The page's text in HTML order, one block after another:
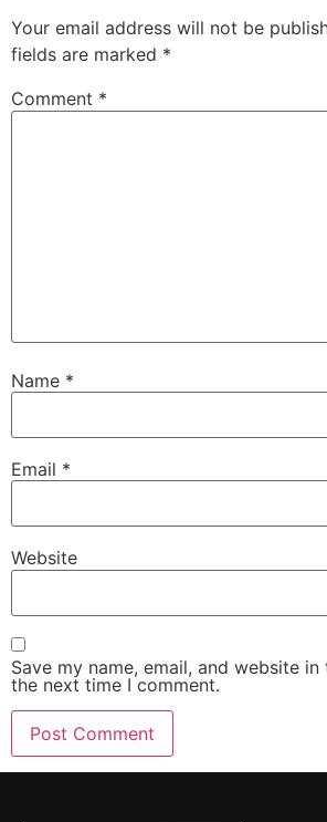
Your email address will not be
fields are marked *
Comment *
Name *
Email *
Website
Save my name, email, and website
the next time I comment.